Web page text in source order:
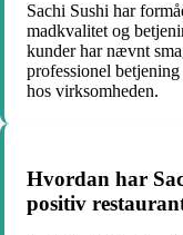
Sachi Sushi har
madkvalitet og
kunder har nævnt
professionel
hos virksomheden.
Hvordan har
positiv